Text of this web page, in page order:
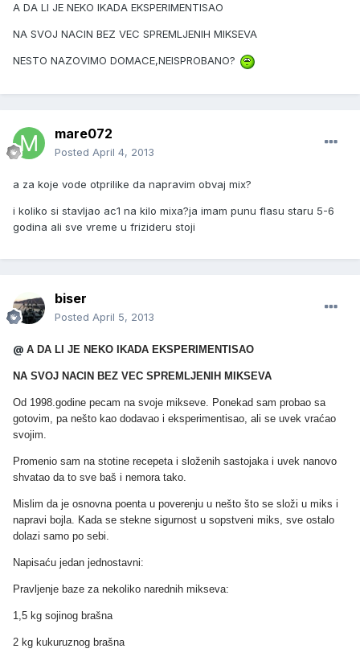
A DA LI JE NEKO IKADA EKSPERIMENTISAO
NA SVOJ NACIN BEZ VEC SPREMLJENIH MIKSEVA
NESTO NAZOVIMO DOMACE,NEISPROBANO?
mare072
Posted April 4, 2013
a za koje vode otprilike da napravim obvaj mix?
i koliko si stavljao ac1 na kilo mixa?ja imam punu flasu staru 5-6
godina ali sve vreme u frizideru stoji
biser
Posted April 5, 2013
@ A DA LI JE NEKO IKADA EKSPERIMENTISAO
NA SVOJ NACIN BEZ VEC SPREMLJENIH MIKSEVA
Od 1998.godine pecam na svoje mikseve. Ponekad sam probao sa
gotovim, pa nešto kao dodavao i eksperimentisao, ali se uvek vraćao
svojim.
Promenio sam na stotine recepeta i složenih sastojaka i uvek nanovo
shvatao da to sve baš i nemora tako.
Mislim da je osnovna poenta u poverenju u nešto što se složi u miks i
napravi bojla. Kada se stekne sigurnost u sopstveni miks, sve ostalo
dolazi samo po sebi.
Napisaću jedan jednostavni:
Pravljenje baze za nekoliko narednih mikseva:
1,5 kg sojinog brašna
2 kg kukuruznog brašna